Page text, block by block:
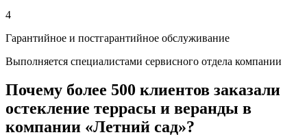
4
Гарантийное и постгарантийное обслуживание
Выполняется специалистами сервисного отдела компании
Почему более 500 клиентов заказали
остекление террасы и веранды в
компании «Летний сад»?